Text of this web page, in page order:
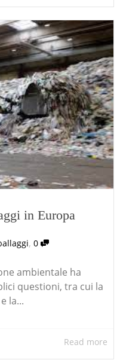
in Europa
, 0
ambientale ha
questioni, tra cui la
la...
Read more